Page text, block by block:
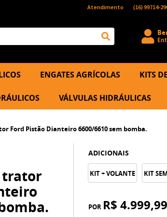
Atendimento (16)99714-
ENGATES AGRÍCOLAS KITS
VÁLVULAS HIDRÁULICAS
Ford Pistão Dianteiro 6600/6610 sem bomba.
trator
ADICIONAIS
KIT + VOLANTE KIT
POR R$ 4.999,99